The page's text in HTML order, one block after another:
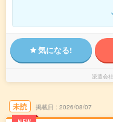
気になる!
派遣会社
未読 掲載日 2026/08/07